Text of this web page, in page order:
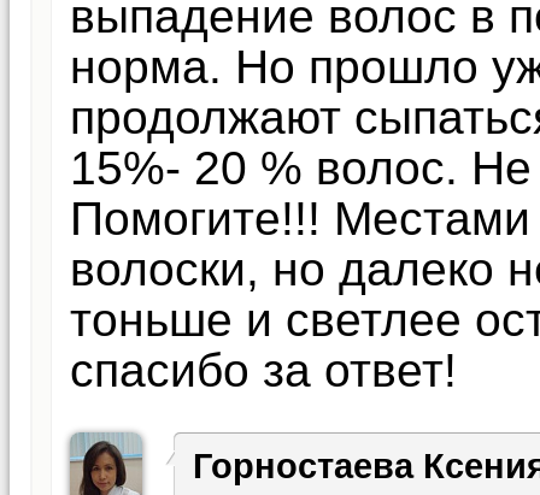
выпадение волос в
норма. Но прошло
продолжают
15%- 20 % волос.
Помогите!!!
волоски, но далеко
тоньше и светлее
спасибо за ответ!
Горностаева